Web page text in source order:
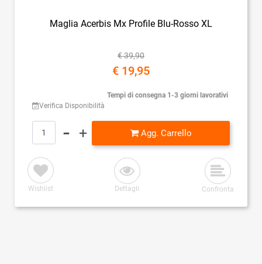
Maglia Acerbis Mx Profile Blu-Rosso XL
€ 39,90
€ 19,95
Verifica Disponibilità
Tempi di consegna 1-3 giorni lavorativi
Quantità
Agg. Carrello
Wishlist Dettagli Confronta